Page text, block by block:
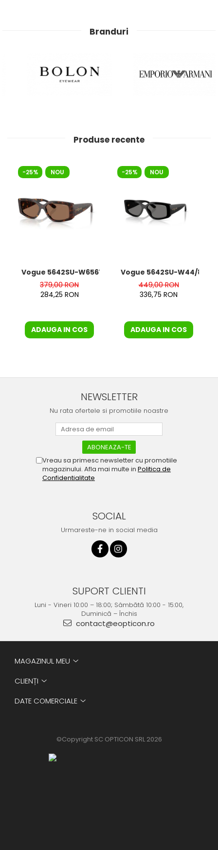
Branduri
Produse recente
-25% NOU
Vogue 5642SU-W65673
379,00 RON
284,25 RON
ADAUGA IN COS
-25% NOU
Vogue 5642SU-W44/81
449,00 RON
336,75 RON
ADAUGA IN COS
NEWSLETTER
Nu rata ofertele si promotiile noastre
Vreau sa primesc newsletter cu promotiile
magazinului. Afla mai multe in Politica de
Confidentialitate
SOCIAL
Urmareste-ne in social media
SUPORT CLIENTI
Luni - Vineri 10:00 – 18:00; Sâmbătă 10:00 - 15:00,
Duminică – Închis
contact@eopticon.ro
MAGAZINUL MEU
CLIENȚI
DATE COMERCIALE
©Copyright SC OPTICON SRL 2026